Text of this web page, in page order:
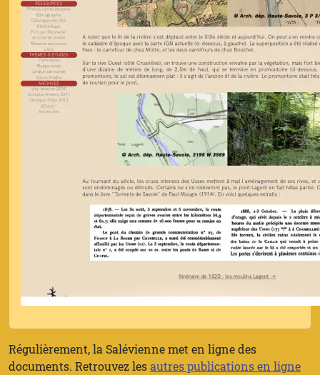
Régulièrement, la Salévienne met en ligne des
documents. Retrouvez lesautres publications en ligne